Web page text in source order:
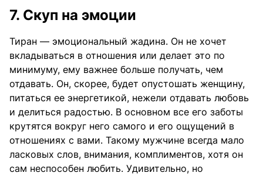
7. Скуп на эмоции
Тиран — эмоциональный жадина. Он не хочет
вкладываться в отношения или делает это по
минимуму, ему важнее больше получать, чем
отдавать. Он, скорее, будет опустошать женщину,
питаться ее энергетикой, нежели отдавать любовь
и делиться радостью. В основном все его заботы
крутятся вокруг него самого и его ощущений в
отношениях с вами. Такому мужчине всегда мало
ласковых слов, внимания, комплиментов, хотя он
сам неспособен любить. Удивительно, но